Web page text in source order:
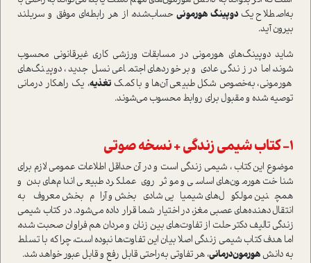
به‌اصطلاح یک دوپینگ هورمونیحساب‌شده، از هر رابطه‌ای موفق و سربلند
بیرون آید.
شاید دوپینگ‌های هورمونی در مسابقات ورزشی کاری غیر‌قانونی محسوب
شوند، اما در زندگی عادی و برخوردهای اجتماعی نسل جدید، دوپینگ‌های
هورمونی، به‌خصوص شکل طبیعی آن‌ها و با کمک تغذیه، یک راهکار درمانی
توصیه شده و مقبول برای روابط محسوب می‌شوند.
1- کتاب شیمی زندگی + نسخه صوتی
موضوع این کتاب ، شیمی زندگی است و در آن حداقل اطلاعات عمومی لازم برای
شناخت هورمون‌های اساسی و موثر روی عملکرد طبیعی اندام‌های بدن و
همچنین مولکول‌های شیمیایی شادی‌بخش و آرام‌بخش معروف به
انتقال‌دهنده‌های عصبی مغز، در اختیار شما قرار داده می‌شود. در کتاب شیمی
زندگی تالیف دکتر حلت از تفاوت‌های بین زنان و مردان هم فراوان صحبت شده،
اما هدف کتاب شیمی زندگی اصلا بیان این تفاوت‌ها نبوده است، چرا که با تسلط
به دانش هورمون‌درمانی، هر تفاوتی به‌راحتی قابل رفع و قابل عبور خواهد شد.